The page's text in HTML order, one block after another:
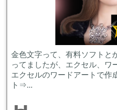
金色文字って、有料ソフトと
ってましたが、エクセル、ワ
エクセルのワードアートで作
ト⇒...